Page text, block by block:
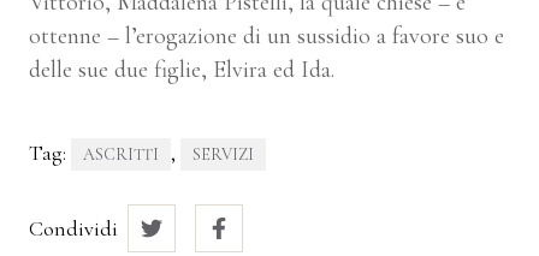
ottenne – l’erogazione di un sussidio a favore suo e
delle sue due figlie, Elvira ed Ida.
Tag: ASCRITTI , SERVIZI
Condividi